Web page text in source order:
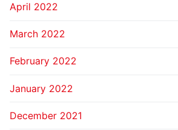
April 2022
March 2022
February 2022
January 2022
December 2021